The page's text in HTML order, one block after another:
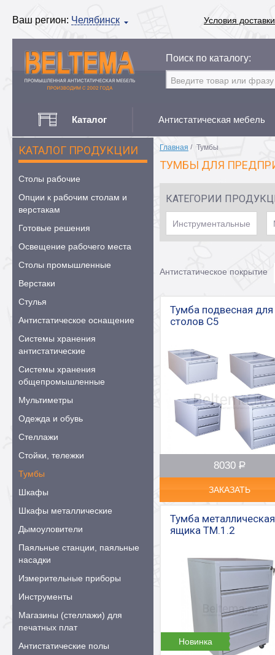
Ваш регион: Челябинск Условия доставки
Поиск по каталогу:
Каталог Антистатическая мебель
КАТАЛОГ ПРОДУКЦИИ
Столы рабочие
Опции к рабочим столам и
верстакам
Готовые решения
Освещение рабочего места
Столы промышленные
Верстаки
Стулья
Антистатическое оснащение
Системы хранения
антистатические
Системы хранения
общепромышленные
Мультиметры
Одежда и обувь
Стеллажи
Стойки, тележки
Тумбы
Шкафы
Шкафы металлические
Дымоуловители
Паяльные станции, паяльные
насадки
Измерительные приборы
Инструменты
Магазины (стеллажи) для
печатных плат
Антистатические полы
Главная / Тумбы
ТУМБЫ ДЛЯ
КАТЕГОРИИ
Инструментальные
Антистатическое покрытие
Тумба подвесная для
столов С5
8030 Р
–
ЗАКАЗАТЬ
Тумба
ящика ТМ.1.2
Новинка